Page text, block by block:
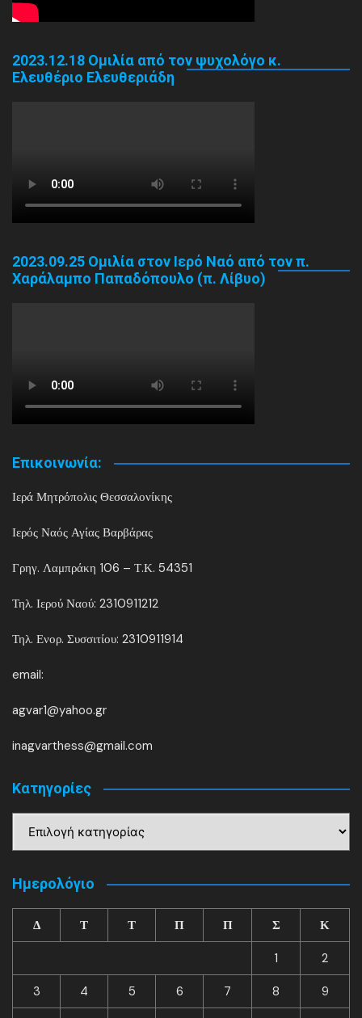
2023.12.18 Ομιλία από τον ψυχολόγο κ.
Ελευθέριο Ελευθεριάδη
2023.09.25 Ομιλία στον Ιερό Ναό από τον π.
Χαράλαμπο Παπαδόπουλο (π. Λίβυο)
Επικοινωνία:
Ιερά Μητρόπολις Θεσσαλονίκης
Ιερός Ναός Αγίας Βαρβάρας
Γρηγ. Λαμπράκη 106 – Τ.Κ. 54351
Τηλ. Ιερού Ναού: 2310911212
Τηλ. Ενορ. Συσσιτίου: 2310911914
email:
agvar1@yahoo.gr
inagvarthess@gmail.com
Kατηγορίες
Ημερολόγιο
Δ Τ Τ Π Π Σ Κ
1 2
3 4 5 6 7 8 9